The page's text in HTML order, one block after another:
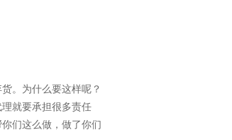
。为什么要这样呢？
就要承担很多责任
们这么做，做了你们